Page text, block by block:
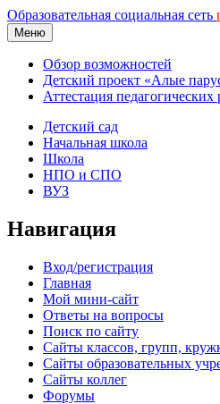
Образовательная социальная сеть
Меню
Обзор возможностей
Детский проект «Алые
Аттестация педагогических
Детский сад
Начальная школа
Школа
НПО и СПО
ВУЗ
Навигация
Вход/регистрация
Главная
Мой мини-сайт
Ответы на вопросы
Поиск по сайту
Сайты классов, групп,
Сайты образовательных
Сайты коллег
Форумы